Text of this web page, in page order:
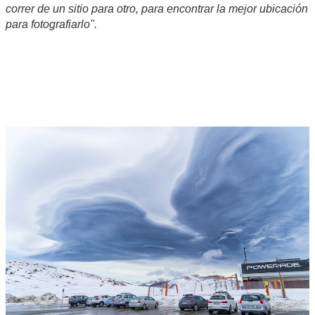
correr de un sitio para otro, para encontrar la mejor ubicación
para fotografiarlo".